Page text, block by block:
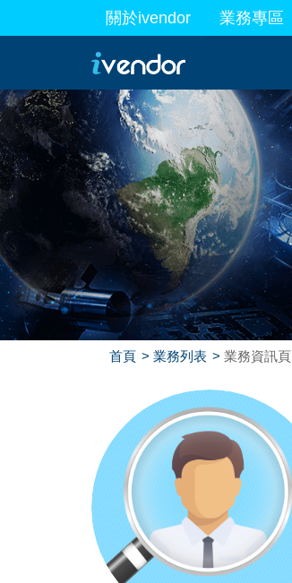
關於ivendor 業務專區
最新業務
首頁 業務列表 業務資訊頁